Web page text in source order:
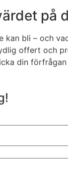
på
kan bli – och
offert och
din